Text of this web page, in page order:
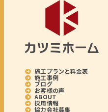
施工プランと料金表
施工事例
ブログ
お客様の声
ABOUT
採用情報
協力会社募集